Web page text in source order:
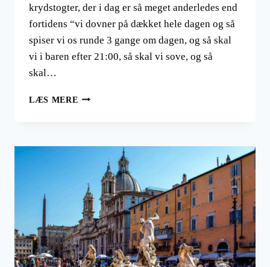
krydstogter, der i dag er så meget anderledes end
fortidens “vi dovner på dækket hele dagen og så
spiser vi os runde 3 gange om dagen, og så skal
vi i baren efter 21:00, så skal vi sove, og så
skal…
LÆS MERE KRYDSTOGTER
MODERNE
KRYDSTOGT
FULD
AF
AKTIVITETER